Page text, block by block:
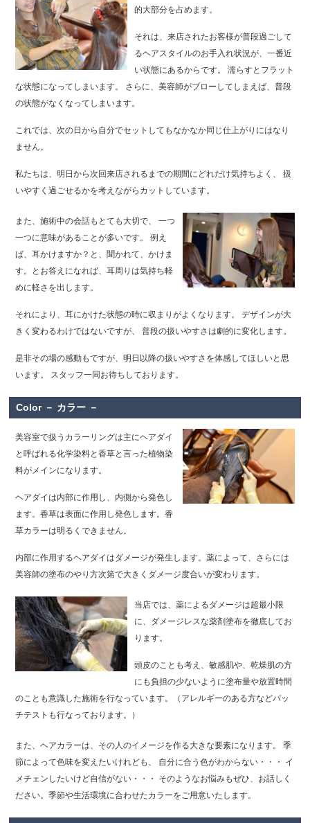
的大部分を占めます。
それは、来店されたお客様が普段過ごして
るヘアスタイルのお手入れ状況が、一番近
い状態にあるからです。
濡らすとフラット
な状態になってしまいます。
さらに、美容師がブローしてしまえば、普段
の状態がなくなってしまいます。
これでは、次の日から自分でセットしてもなかなか同じ仕上がりにはなり
ません。
私たちは、明日から次回来店されるまでの期間にどれだけ気持ちよく、
扱
いやすく過ごせるかを考えながらカットしています。
また、施術中の会話もとても大切で、
一つ
一つに意味があることが多いです。
例え
ば、耳かけますか？と、聞かれて、かけま
す。とお答えになれば、耳周りは気持ち軽
めに軽さを出します。
それにより、耳にかけた状態の時に収まりがよくなります。
デザインが大
きく変わるわけではないですが、
普段の扱いやすさは劇的に変化します。
是非その場の感動もですが、明日以降の扱いやすさを体感してほしいと思
います。
スタッフ一同お待ちしております。
Color － カラー －
美容室で扱うカラーリングは主にヘアダイ
と呼ばれる化学染料と香草と言った植物染
料がメインになります。
ヘアダイは内部に作用し、内側から発色し
ます。香草は表面に作用し発色します。香
草カラーは明るくできません。
内部に作用するヘアダイはダメージが発生します。薬によって、さらには
美容師の塗布のやり方次第で大きくダメージ度合いが変わります。
当店では、薬によるダメージは超最小限
に、ダメージレスな薬剤塗布を徹底してお
ります。
頭皮のことも考え、敏感肌や、乾燥肌の方
にも負担の少ないように塗布量や放置時間
のことも意識した施術を行なっています。（アレルギーのある方などパッ
チテストも行なっております。）
また、ヘアカラーは、その人のイメージを作る大きな要素になります。
季
節によって色味を変えたいけれども、
自分に合う色がわからない・・・
イ
メチェンしたいけど自信がない・・・
そのようなお悩みもぜひ、お話しく
ださい。季節や生活環境に合わせたカラーをご用意いたします。